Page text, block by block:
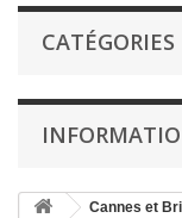
CATÉGORIES
Cannes et